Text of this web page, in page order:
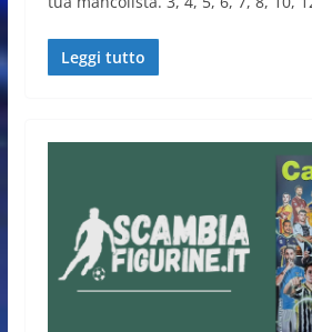
Leggi tutto